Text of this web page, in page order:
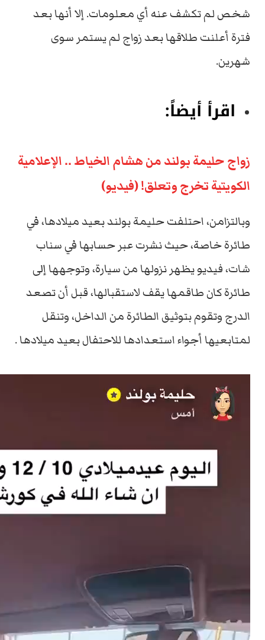
شخص لم تكشف عنه أي معلومات. إلا أنها بعد
فترة أعلنت طلاقها بعد زواج لم يستمر سوى
شهرين.
اقرأ أيضاً:
زواج حليمة بولند من هشام الخياط .. الإعلامية
الكويتية تخرج وتعلق! (فيديو)
وبالتزامن، احتلفت حليمة بولند بعيد ميلادها، في
طائرة خاصة، حيث نشرت عبر حسابها في سناب
شات، فيديو يظهر نزولها من سيارة، وتوجهها إلى
طائرة كان طاقمها يقف لاستقبالها، قبل أن تصعد
الدرج وتقوم بتوثيق الطائرة من الداخل، وتنقل
لمتابعيها أجواء استعدادها للاحتفال بعيد ميلادها .